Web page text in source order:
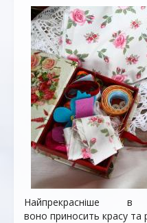
воно приносить красу та